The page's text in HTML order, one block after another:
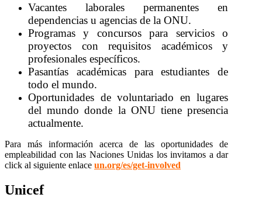
Vacantes laborales permanentes en
dependencias u agencias de la ONU.
Programas y concursos para servicios o
proyectos con requisitos académicos y
profesionales específicos.
Pasantías académicas para estudiantes de
todo el mundo.
Oportunidades de voluntariado en lugares
del mundo donde la ONU tiene presencia
actualmente.
Para más información acerca de las oportunidades de
empleabilidad con las Naciones Unidas los invitamos a dar
click al siguiente enlace un.org/es/get-involved
Unicef